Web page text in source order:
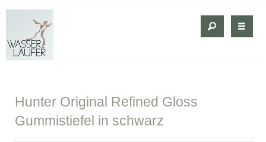
Hunter Original Refined Gloss
Gummistiefel in schwarz